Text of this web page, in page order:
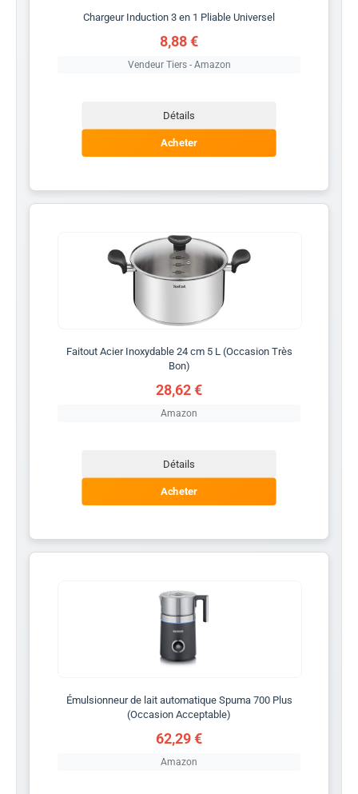
Chargeur Induction 3 en 1 Pliable Universel
8,88 €
Vendeur Tiers - Amazon
Détails
Acheter
Faitout Acier Inoxydable 24 cm 5 L (Occasion Très
Bon)
28,62 €
Amazon
Détails
Acheter
Émulsionneur de lait automatique Spuma 700 Plus
(Occasion Acceptable)
62,29 €
Amazon